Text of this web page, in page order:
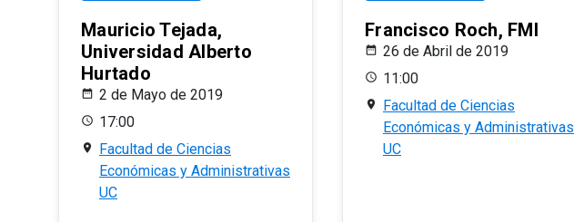
Mauricio Tejada,
Universidad Alberto
Hurtado
2 de Mayo de 2019
17:00
Facultad de Ciencias
Económicas y Administrativas
UC
Francisco Roch, FMI
26 de Abril de 2019
11:00
Facultad de Ciencias
Económicas y Administrativas
UC